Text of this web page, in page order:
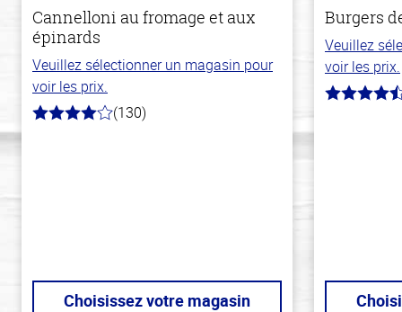
Cannelloni au fromage et aux
épinards
Veuillez sélectionner un magasin pour
voir les prix.
4.0
(130)
Choisissez votre magasin
Burgers
Veuillez
voir les prix.
4.7